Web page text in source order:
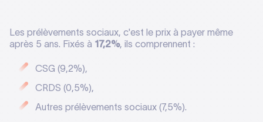
Les prélèvements sociaux, c'est le prix à payer même
après 5 ans. Fixés à 17,2%, ils comprennent :
CSG (9,2%),
CRDS (0,5%),
Autres prélèvements sociaux (7,5%).